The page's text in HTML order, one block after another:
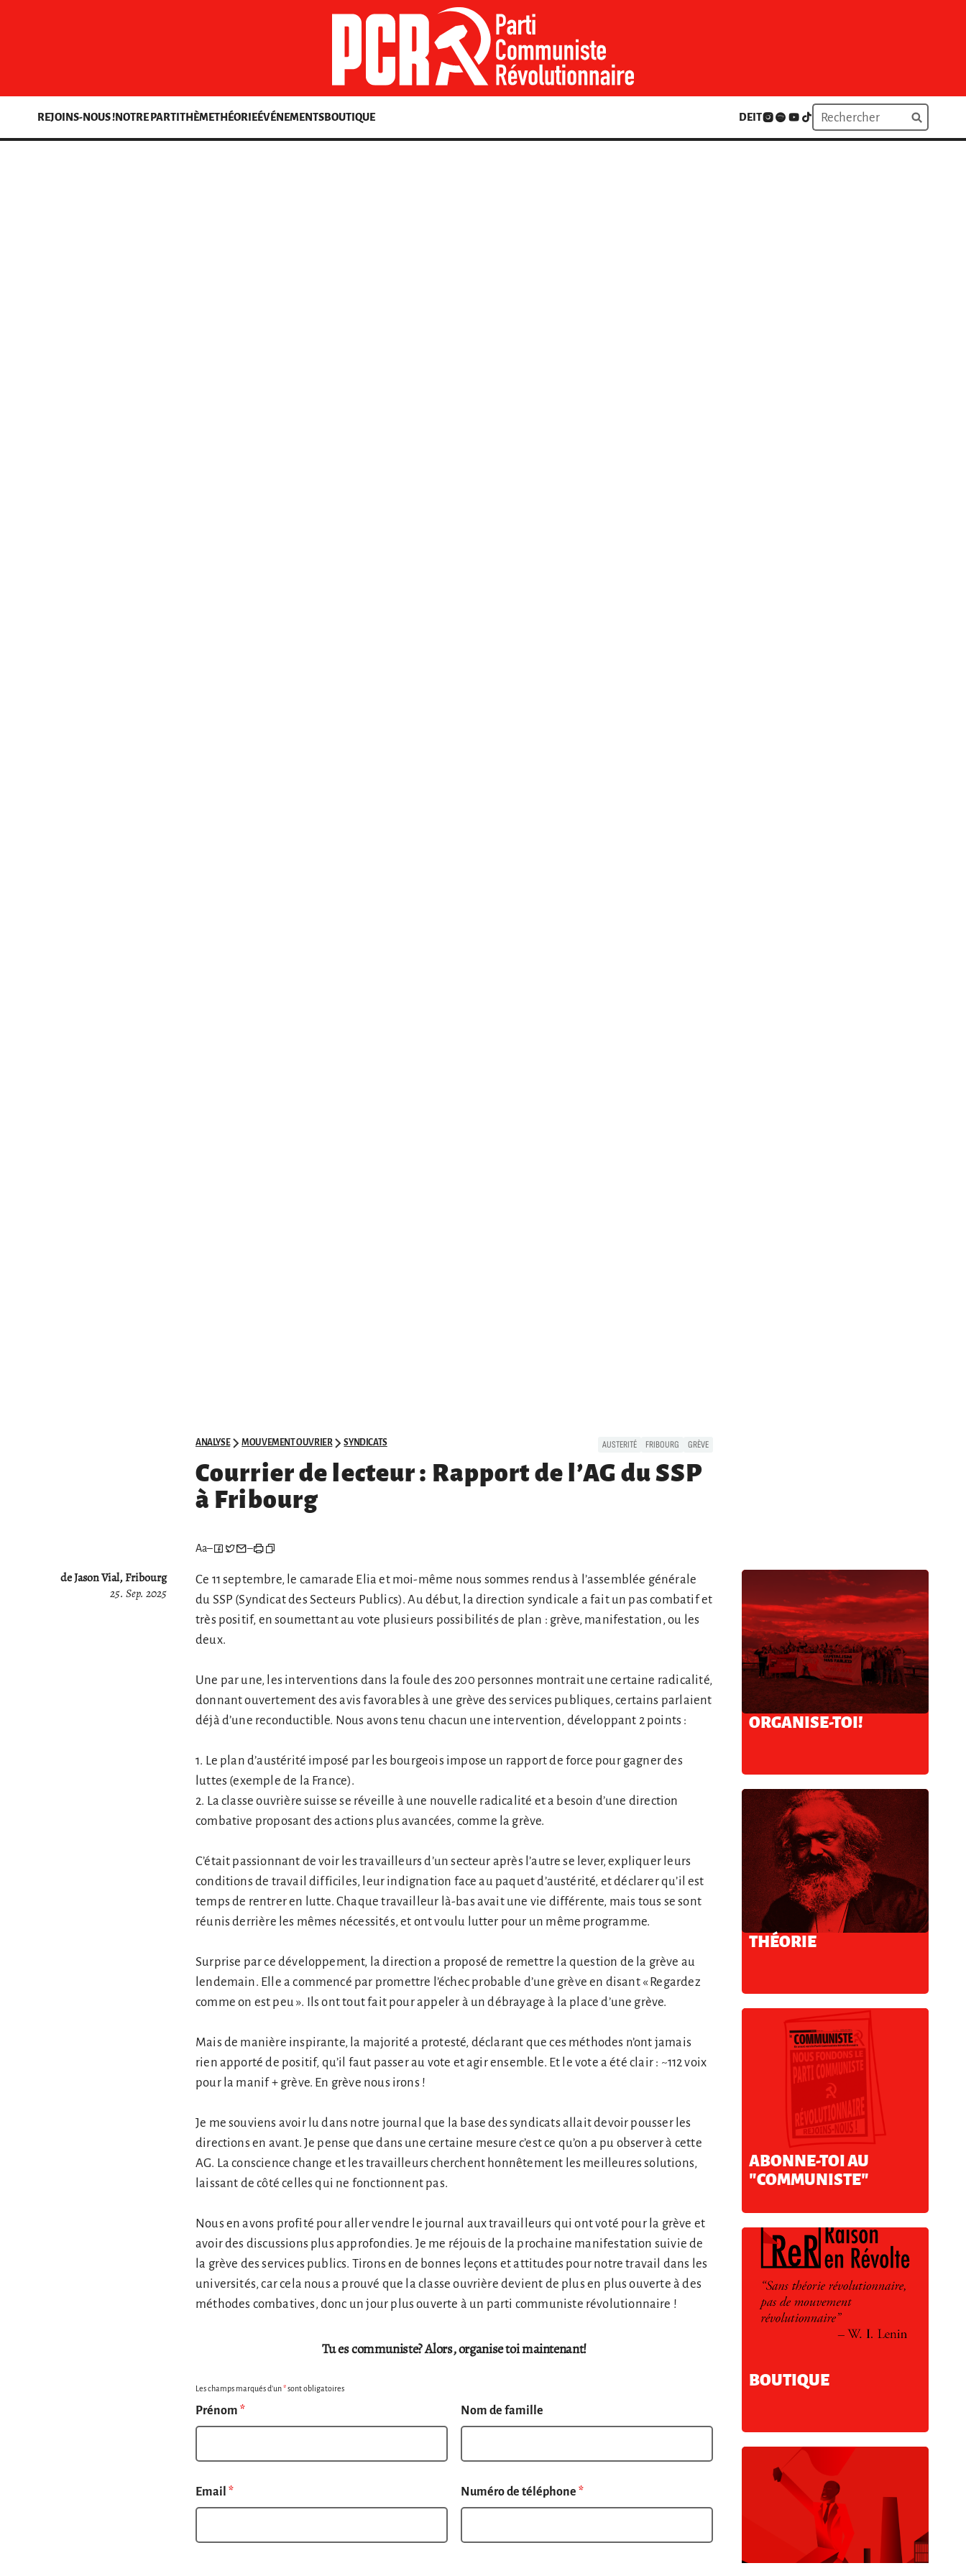
REJOINS-NOUS !NOTRE PARTITHÈMETHÉORIEÉVÉNEMENTSBOUTIQUE DEIT
ANALYSE MOUVEMENT OUVRIER SYNDICATS AUSTERITÉ FRIBOURG GRÈVE
Courrier de lecteur : Rapport de l’AG du SSP
à Fribourg
Aa– –
de Jason Vial, Fribourg
25. Sep. 2025
Ce 11 septembre, le camarade Elia et moi-même nous sommes rendus à l’assemblée générale
du SSP (Syndicat des Secteurs Publics). Au début, la direction syndicale a fait un pas combatif et
très positif, en soumettant au vote plusieurs possibilités de plan : grève, manifestation, ou les
deux.
Une par une, les interventions dans la foule des 200 personnes montrait une certaine radicalité,
donnant ouvertement des avis favorables à une grève des services publiques, certains parlaient
déjà d’une reconductible. Nous avons tenu chacun une intervention, développant 2 points :
1. Le plan d’austérité imposé par les bourgeois impose un rapport de force pour gagner des
luttes (exemple de la France).
2. La classe ouvrière suisse se réveille à une nouvelle radicalité et a besoin d’une direction
combative proposant des actions plus avancées, comme la grève.
C’était passionnant de voir les travailleurs d’un secteur après l’autre se lever, expliquer leurs
conditions de travail difficiles, leur indignation face au paquet d’austérité, et déclarer qu’il est
temps de rentrer en lutte. Chaque travailleur là-bas avait une vie différente, mais tous se sont
réunis derrière les mêmes nécessités, et ont voulu lutter pour un même programme.
Surprise par ce développement, la direction a proposé de remettre la question de la grève au
lendemain. Elle a commencé par promettre l’échec probable d’une grève en disant « Regardez
comme on est peu ». Ils ont tout fait pour appeler à un débrayage à la place d’une grève.
Mais de manière inspirante, la majorité a protesté, déclarant que ces méthodes n’ont jamais
rien apporté de positif, qu’il faut passer au vote et agir ensemble. Et le vote a été clair : ~112 voix
pour la manif + grève. En grève nous irons !
Je me souviens avoir lu dans notre journal que la base des syndicats allait devoir pousser les
directions en avant. Je pense que dans une certaine mesure c’est ce qu’on a pu observer à cette
AG. La conscience change et les travailleurs cherchent honnêtement les meilleures solutions,
laissant de côté celles qui ne fonctionnent pas.
Nous en avons profité pour aller vendre le journal aux travailleurs qui ont voté pour la grève et
avoir des discussions plus approfondies. Je me réjouis de la prochaine manifestation suivie de
la grève des services publics. Tirons en de bonnes leçons et attitudes pour notre travail dans les
universités, car cela nous a prouvé que la classe ouvrière devient de plus en plus ouverte à des
méthodes combatives, donc un jour plus ouverte à un parti communiste révolutionnaire !
Tu es communiste? Alors, organise toi maintenant!
Les champs marqués d’un*sont obligatoires
Prénom * Nom de famille
Email * Numéro de téléphone*
ORGANISE-TOI!
THÉORIE
ABONNE-TOI AU
"COMMUNISTE"
BOUTIQUE